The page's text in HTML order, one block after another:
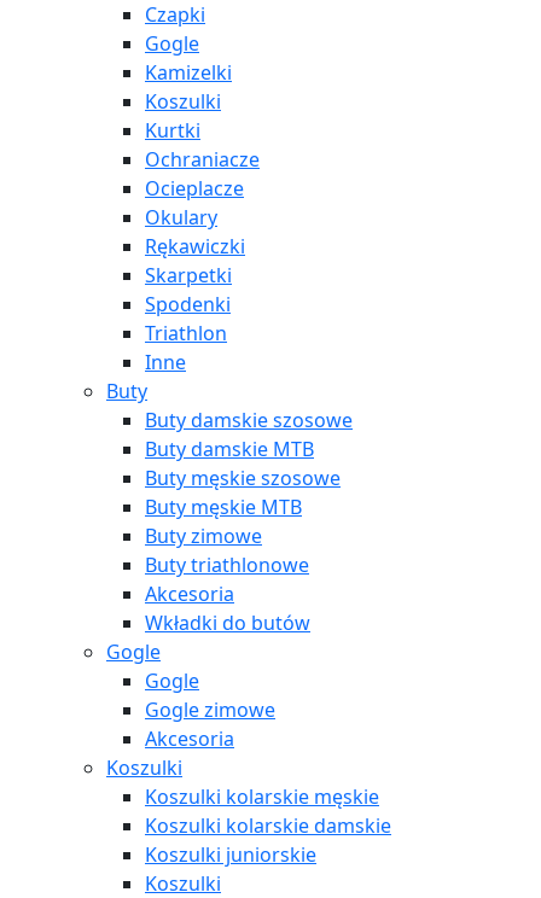
Czapki
Gogle
Kamizelki
Koszulki
Kurtki
Ochraniacze
Ocieplacze
Okulary
Rękawiczki
Skarpetki
Spodenki
Triathlon
Inne
Buty
Buty damskie szosowe
Buty damskie MTB
Buty męskie szosowe
Buty męskie MTB
Buty zimowe
Buty triathlonowe
Akcesoria
Wkładki do butów
Gogle
Gogle
Gogle zimowe
Akcesoria
Koszulki
Koszulki kolarskie męskie
Koszulki kolarskie damskie
Koszulki juniorskie
Koszulki